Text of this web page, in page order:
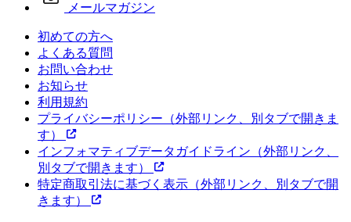
メールマガジン
初めての方へ
よくある質問
お問い合わせ
お知らせ
利用規約
プライバシーポリシー （外部リンク、別タブで開きま
す）
インフォマティブデータガイドライン （外部リンク、
別タブで開きます）
特定商取引法に基づく表示 （外部リンク、別タブで開
きます）